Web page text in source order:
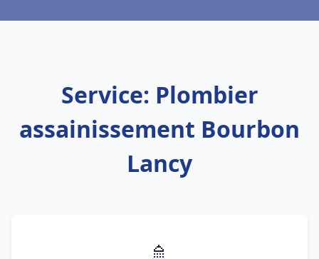
Service: Plombier
assainissement Bourbon
Lancy